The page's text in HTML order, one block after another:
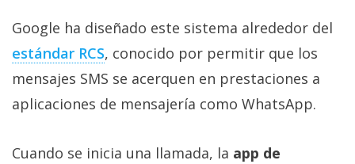
Google ha diseñado este sistema alrededor del
estándar RCS‎, conocido por permitir que los
mensajes SMS se acerquen en prestaciones a
aplicaciones de mensajería como WhatsApp.
Cuando se inicia una llamada, la app de